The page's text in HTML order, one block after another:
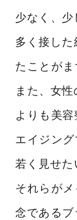
少なく、
多く接し
たことがま
また、女
よりも美
エイジン
若く見せ
それらが
念である